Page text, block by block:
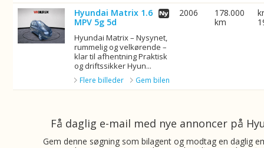
Hyundai Matrix 1.6
MPV 5g 5d
Hyundai Matrix – Nysynet,
rummelig og velkørende –
klar til afhentning Praktisk
og driftssikker Hyun...
Gem bilen
Flere billeder
2006
178.000
km
Få daglig e-mail med nye annoncer på
Gem denne søgning som bilagent og modtag en daglig